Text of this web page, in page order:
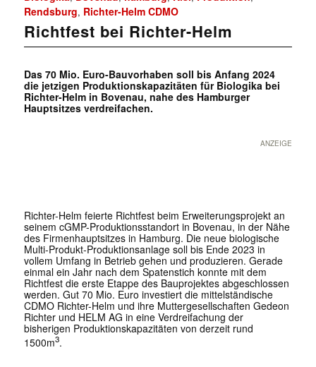
Rendsburg, Richter-Helm CDMO
Richtfest bei Richter-Helm
Das 70 Mio. Euro-Bauvorhaben soll bis Anfang 2024
die jetzigen Produktionskapazitäten für Biologika bei
Richter-Helm in Bovenau, nahe des Hamburger
Hauptsitzes verdreifachen.
ANZEIGE
Richter-Helm feierte Richtfest beim Erweiterungsprojekt an
seinem cGMP-Produktionsstandort in Bovenau, in der Nähe
des Firmenhauptsitzes in Hamburg. Die neue biologische
Multi-Produkt-Produktionsanlage soll bis Ende 2023 in
vollem Umfang in Betrieb gehen und produzieren. Gerade
einmal ein Jahr nach dem Spatenstich konnte mit dem
Richtfest die erste Etappe des Bauprojektes abgeschlossen
werden. Gut 70 Mio. Euro investiert die mittelständische
CDMO Richter-Helm und ihre Muttergesellschaften Gedeon
Richter und HELM AG in eine Verdreifachung der
bisherigen Produktionskapazitäten von derzeit rund
1500m3.